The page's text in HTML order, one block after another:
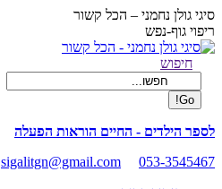
Skip
to
content
סיגי גולן נחמני – הכל קשור
ריפוי גוף-נפש
Facebook
opens
new
window
Search:
חיפוש
לספר הילדים - החיים הוראות הפעלה
sigalitgn@gmail.com
053-3545467